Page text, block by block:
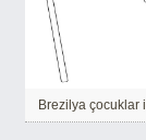
Brezilya çocuklar